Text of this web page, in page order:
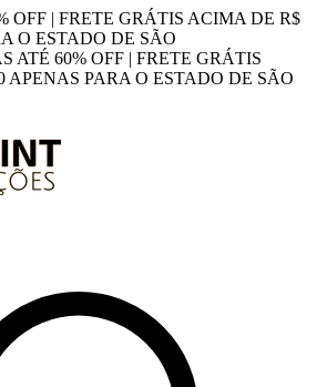
OFF | FRETE GRÁTIS ACIMA DE R$
O ESTADO DE SÃO
ATÉ 60% OFF | FRETE GRÁTIS
APENAS PARA O ESTADO DE SÃO